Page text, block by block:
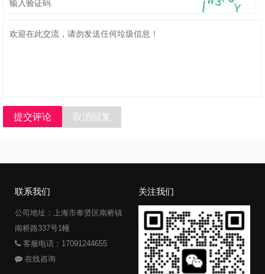
提交评论 取消回复
联系我们
公司地址：上海市奉贤区南桥镇
南桥路337号1幢
客服电话：17091244655
在线咨询
关注我们